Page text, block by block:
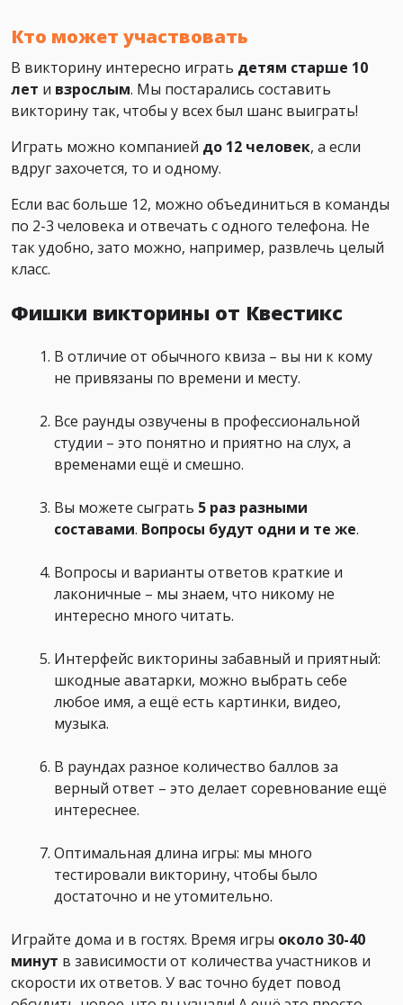
Кто может участвовать
В викторину интересно играть детям старше 10
лет и взрослым. Мы постарались составить
викторину так, чтобы у всех был шанс выиграть!
Играть можно компанией до 12 человек, а если
вдруг захочется, то и одному.
Если вас больше 12, можно объединиться в команды
по 2-3 человека и отвечать с одного телефона. Не
так удобно, зато можно, например, развлечь целый
класс.
Фишки викторины от Квестикс
В отличие от обычного квиза – вы ни к кому
не привязаны по времени и месту.
Все раунды озвучены в профессиональной
студии – это понятно и приятно на слух, а
временами ещё и смешно.
Вы можете сыграть 5 раз разными
составами. Вопросы будут одни и те же.
Вопросы и варианты ответов краткие и
лаконичные – мы знаем, что никому не
интересно много читать.
Интерфейс викторины забавный и приятный:
шкодные аватарки, можно выбрать себе
любое имя, а ещё есть картинки, видео,
музыка.
В раундах разное количество баллов за
верный ответ – это делает соревнование ещё
интереснее.
Оптимальная длина игры: мы много
тестировали викторину, чтобы было
достаточно и не утомительно.
Играйте дома и в гостях. Время игры около 30-40
минут в зависимости от количества участников и
скорости их ответов. У вас точно будет повод